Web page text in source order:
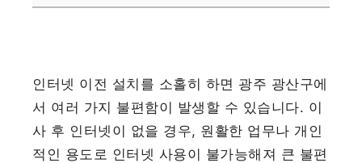
인터넷 이전 설치를 소홀히 하면 광주 광산구에
서 여러 가지 불편함이 발생할 수 있습니다. 이
사 후 인터넷이 없을 경우, 원활한 업무나 개인
적인 용도로 인터넷 사용이 불가능해져 큰 불편